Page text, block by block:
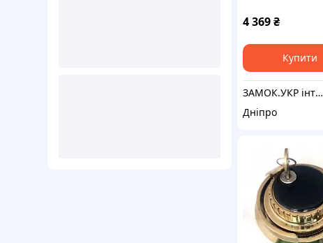
4 369₴
Купити
ЗАМОК.УКР інтернет-магазин замків та фурнітури
Дніпро